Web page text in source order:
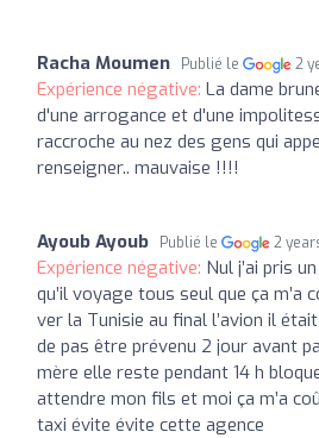
Racha Moumen Publié le 2
Expérience négative: La dame
d'une arrogance et d'une
raccroche au nez des gens qui
renseigner.. mauvaise !!!!
Ayoub Ayoub Publié le 2
Expérience négative: Nul j’ai pris
qu’il voyage tous seul que ça m’a
ver la Tunisie au final l’avion il
de pas être prévenu 2 jour avant
mère elle reste pendant 14 h
attendre mon fils et moi ça m’a
taxi évite évite cette agence